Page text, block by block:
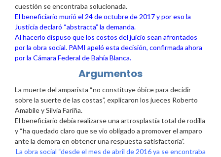
cuestión se encontraba solucionada.
El beneficiario murió el 24 de octubre de 2017 y por eso la
Justicia declaró “abstracta” la demanda.
Al hacerlo dispuso que los costos del juicio sean afrontados
por la obra social. PAMI apeló esta decisión, confirmada ahora
por la Cámara Federal de Bahía Blanca.
Argumentos
La muerte del amparista “no constituye óbice para decidir
sobre la suerte de las costas”, explicaron los jueces Roberto
Amabile y Silvia Fariña.
El beneficiario debía realizarse una artrosplastía total de rodilla
y “ha quedado claro que se vio obligado a promover el amparo
ante la demora en obtener una respuesta satisfactoria”.
La obra social “desde el mes de abril de 2016 ya se encontraba